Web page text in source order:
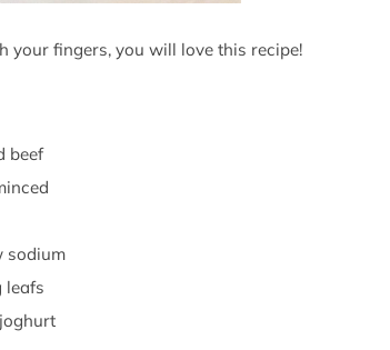
your fingers, you will love this recipe!
beef
sodium
leafs